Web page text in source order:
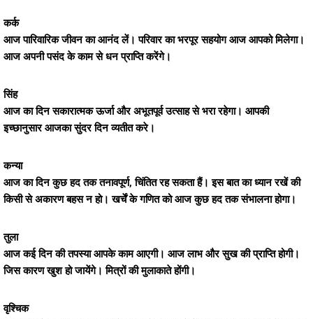
कर्क
आज पारिवारिक जीवन का आनंद लें। परिवार का भरपूर सहयोग आज आपको मिलेगा।
आज अपनी पसंद के काम से धन प्राप्ति करेंगे।
सिंह
आज का दिन सकारात्मक ऊर्जा और अभूतपूर्व उत्साह से भरा रहेगा। आपकी
इच्छानुसार आजका सुंदर दिन व्यतीत करे।
कन्या
आज का दिन कुछ हद तक तनावपूर्ण, चिंतित रह सकता हैं। इस बात का ध्यान रखें की
किसी से अकारण बहस न हो। खर्चें के गणित को आज कुछ हद तक संभालना होगा।
तुला
आज कई दिन की तपस्या आपके काम आएगी। आज लाभ और सुख की प्राप्ति होगी।
जिस कारण खुश हो जायेंगे। मित्रों की मुलाकाते होंगी।
वृश्चिक